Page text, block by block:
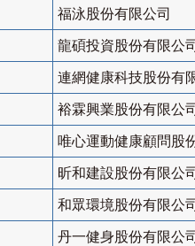
福泳股份有限公司
龍碩投資股份有限公司
連網健康科技股份有
裕霖興業股份有限公司
唯心運動健康顧問股
昕和建設股份有限公司
和眾環境股份有限公司
丹一健身股份有限公司